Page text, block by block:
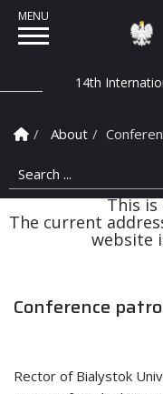
14th
Homepage
About
Search ...
This is
The current
website
Conference
Rector of Bialystok